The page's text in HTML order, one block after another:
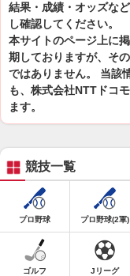
結果・成績・オッズな
し確認してください。
本サイトのページ上に
期しておりますが、そ
ではありません。 当該
も、株式会社NTTドコ
ます。
競技一覧
プロ野球 プロ野球(2軍)
ゴルフ Jリーグ